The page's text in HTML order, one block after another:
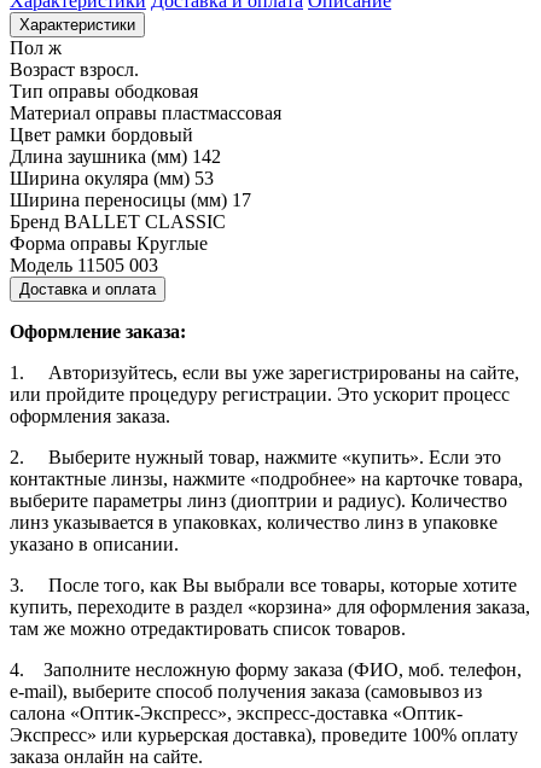
Характеристики
Пол ж
Возраст взросл.
Тип оправы ободковая
Материал оправы пластмассовая
Цвет рамки бордовый
Длина заушника (мм) 142
Ширина окуляра (мм) 53
Ширина переносицы (мм) 17
Бренд BALLET CLASSIC
Форма оправы Круглые
Модель 11505 003
Доставка и оплата
Оформление заказа:
1. Авторизуйтесь, если вы уже зарегистрированы на сайте,
или пройдите процедуру регистрации. Это ускорит процесс
оформления заказа.
2. Выберите нужный товар, нажмите «купить». Если это
контактные линзы, нажмите «подробнее» на карточке товара,
выберите параметры линз (диоптрии и радиус). Количество
линз указывается в упаковках, количество линз в упаковке
указано в описании.
3. После того, как Вы выбрали все товары, которые хотите
купить, переходите в раздел «корзина» для оформления заказа,
там же можно отредактировать список товаров.
4. Заполните несложную форму заказа (ФИО, моб. телефон,
e-mail), выберите способ получения заказа (самовывоз из
салона «Оптик-Экспресс», экспресс-доставка «Оптик-
Экспресс» или курьерская доставка), проведите 100% оплату
заказа онлайн на сайте.